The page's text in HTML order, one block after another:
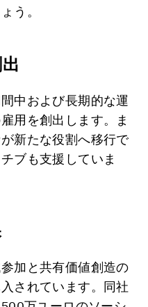
う。
中および長期的な運
用を創出します。ま
新たな役割へ移行で
ブも支援していま
加と共有価値創造の
されています。同社